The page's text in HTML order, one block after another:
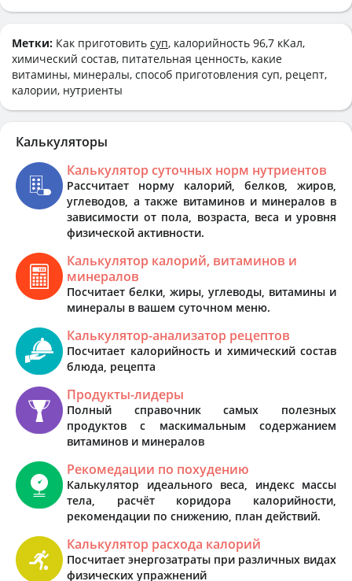
Метки: Как приготовить суп, калорийность 96,7 кКал,
химический состав, питательная ценность, какие
витамины, минералы, способ приготовления суп, рецепт,
калории, нутриенты
Калькуляторы
Калькулятор суточных норм нутриентов
Рассчитает норму калорий, белков, жиров,
углеводов, а также витаминов и минералов в
зависимости от пола, возраста, веса и уровня
физической активности.
Калькулятор калорий, витаминов и
минералов
Посчитает белки, жиры, углеводы, витамины и
минералы в вашем суточном меню.
Калькулятор-анализатор рецептов
Посчитает калорийность и химический состав
блюда, рецепта
Продукты-лидеры
Полный справочник самых полезных
продуктов с маскимальным содержанием
витаминов и минералов
Рекомедации по похудению
Калькулятор идеального веса, индекс массы
тела, расчёт коридора калорийности,
рекомендации по снижению, план действий.
Калькулятор расхода калорий
Посчитает энергозатраты при различных видах
физических упражнений